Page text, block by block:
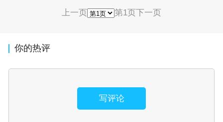
上一页 第1页下一页
你的热评
写评论